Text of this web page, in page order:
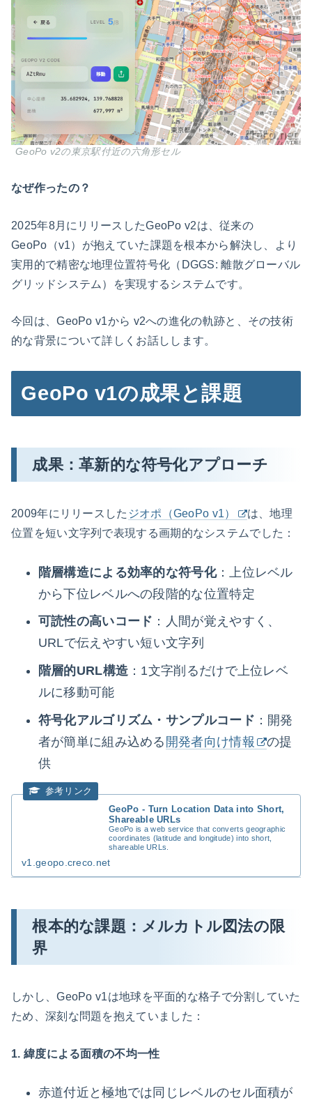
GeoPo v2の東京駅付近の六角形セル
なぜ作ったの？
2025年8月にリリースしたGeoPo v2は、従来の
GeoPo（v1）が抱えていた課題を根本から解決し、より
実用的で精密な地理位置符号化（DGGS: 離散グローバル
グリッドシステム）を実現するシステムです。
今回は、GeoPo v1から v2への進化の軌跡と、その技術
的な背景について詳しくお話しします。
GeoPo v1の成果と課題
成果：革新的な符号化アプローチ
2009年にリリースした ジオポ（GeoPo v1）
は、地理
位置を短い文字列で表現する画期的なシステムでした：
階層構造による効率的な符号化：上位レベル
から下位レベルへの段階的な位置特定
可読性の高いコード ：人間が覚えやすく、
URLで伝えやすい短い文字列
階層的URL構造 ：1文字削るだけで上位レベ
ルに移動可能
符号化アルゴリズム・サンプルコード ：開発
者が簡単に組み込める 開発者向け情報
の提
供
GeoPo - Turn Location Data into Short,
Shareable URLs
GeoPo is a web service that converts geographic
coordinates (latitude and longitude) into short,
shareable URLs.
v1.geopo.creco.net
根本的な課題：メルカトル図法の限
界
しかし、GeoPo v1は地球を平面的な格子で分割していた
ため、深刻な問題を抱えていました：
1. 緯度による面積の不均一性
赤道付近と極地では同じレベルのセル面積が